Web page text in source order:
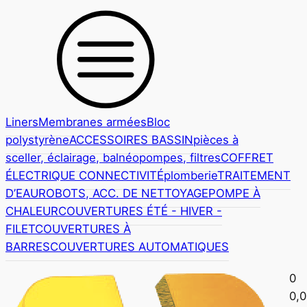
LinersMembranes arméesBloc
polystyrèneACCESSOIRES BASSINpièces à
sceller, éclairage, balnéopompes, filtresCOFFRET
ÉLECTRIQUE CONNECTIVITÉplomberieTRAITEMENT
D’EAUROBOTS, ACC. DE NETTOYAGEPOMPE À
CHALEURCOUVERTURES ÉTÉ - HIVER -
FILETCOUVERTURES À
BARRESCOUVERTURES AUTOMATIQUES
0